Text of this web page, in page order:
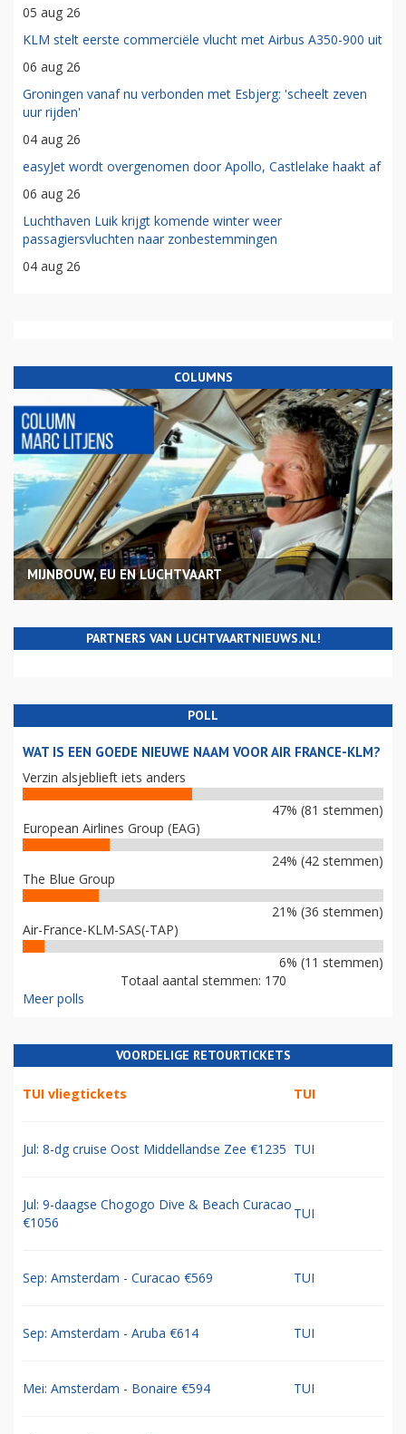
05 aug 26
KLM stelt eerste commerciële vlucht met Airbus A350-900 uit
06 aug 26
Groningen vanaf nu verbonden met Esbjerg: 'scheelt zeven
uur rijden'
04 aug 26
easyJet wordt overgenomen door Apollo, Castlelake haakt af
06 aug 26
Luchthaven Luik krijgt komende winter weer
passagiersvluchten naar zonbestemmingen
04 aug 26
COLUMNS
MIJNBOUW, EU EN LUCHTVAART
PARTNERS VAN LUCHTVAARTNIEUWS.NL!
POLL
WAT IS EEN GOEDE NIEUWE NAAM VOOR AIR FRANCE-KLM?
Verzin alsjeblieft iets anders
47% (81 stemmen)
European Airlines Group (EAG)
24% (42 stemmen)
The Blue Group
21% (36 stemmen)
Air-France-KLM-SAS(-TAP)
6% (11 stemmen)
Totaal aantal stemmen: 170
Meer polls
VOORDELIGE RETOURTICKETS
TUI vliegtickets TUI
Jul: 8-dg cruise Oost Middellandse Zee €1235 TUI
Jul: 9-daagse Chogogo Dive & Beach Curacao
€1056
TUI
Sep: Amsterdam - Curacao €569 TUI
Sep: Amsterdam - Aruba €614 TUI
Mei: Amsterdam - Bonaire €594 TUI